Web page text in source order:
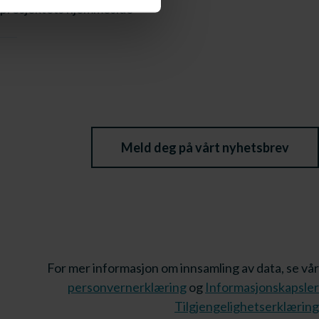
hjemmeside
Meld deg på vårt nyhetsbrev
For mer informasjon om innsamling av data, se vår
personvernerklæringog Informasjonskapsler
Tilgjengelighetserklæring